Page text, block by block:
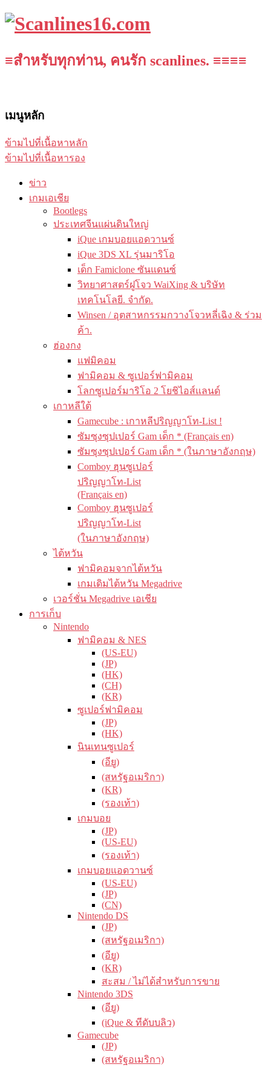
≡สำหรับทุกท่าน, คนรัก scanlines. ≡≡≡≡
เมนูหลัก
ข้ามไปที่เนื้อหาหลัก
ข้ามไปที่เนื้อหารอง
ข่าว
เกมเอเชีย
Bootlegs
ประเทศจีนแผ่นดินใหญ่
iQue เกมบอยแอดวานซ์
iQue 3DS XL รุ่นมาริโอ
เด็ก Famiclone ซันแดนซ์
วิทยาศาสตร์ฝูโจว WaiXing & บริษัท
เทคโนโลยี. จำกัด.
Winsen / อุตสาหกรรมกวางโจวหลี่เฉิง & ร่วม
ค้า.
ฮ่องกง
แฟมิคอม
ฟามิคอม & ซูเปอร์ฟามิคอม
โลกซูเปอร์มาริโอ 2 โยชิไอส์แลนด์
เกาหลีใต้
Gamecube : เกาหลีปริญญาโท-List !
ซัมซุงซุปเปอร์ Gam เด็ก * (Français en)
ซัมซุงซุปเปอร์ Gam เด็ก * (ในภาษาอังกฤษ)
Comboy ฮุนซูเปอร์
ปริญญาโท-List
(Français en)
Comboy ฮุนซูเปอร์
ปริญญาโท-List
(ในภาษาอังกฤษ)
ไต้หวัน
ฟามิคอมจากไต้หวัน
เกมเดิมไต้หวัน Megadrive
เวอร์ชั่น Megadrive เอเชีย
การเก็บ
Nintendo
ฟามิคอม & NES
(US-EU)
(JP)
(HK)
(CH)
(KR)
ซูเปอร์ฟามิคอม
(JP)
(HK)
นินเทนซูเปอร์
(อียู)
(สหรัฐอเมริกา)
(KR)
(รองเท้า)
เกมบอย
(JP)
(US-EU)
(รองเท้า)
เกมบอยแอดวานซ์
(US-EU)
(JP)
(CN)
Nintendo DS
(JP)
(สหรัฐอเมริกา)
(อียู)
(KR)
สะสม / ไม่ได้สำหรับการขาย
Nintendo 3DS
(อียู)
(iQue & ทีดับบลิว)
Gamecube
(JP)
(สหรัฐอเมริกา)